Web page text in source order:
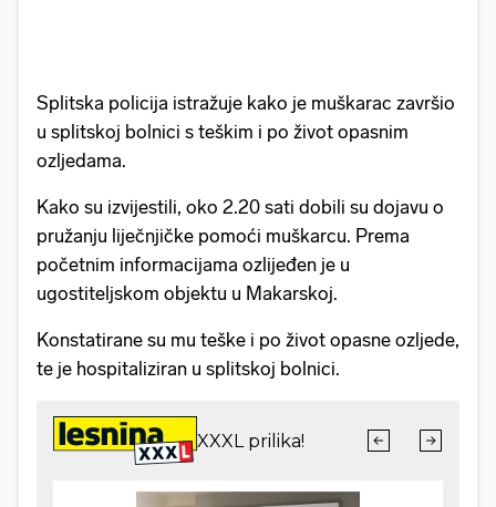
Splitska policija istražuje kako je muškarac završio
u splitskoj bolnici s teškim i po život opasnim
ozljedama.
Kako su izvijestili, oko 2.20 sati dobili su dojavu o
pružanju liječnjičke pomoći muškarcu. Prema
početnim informacijama ozlijeđen je u
ugostiteljskom objektu u Makarskoj.
Konstatirane su mu teške i po život opasne ozljede,
te je hospitaliziran u splitskoj bolnici.